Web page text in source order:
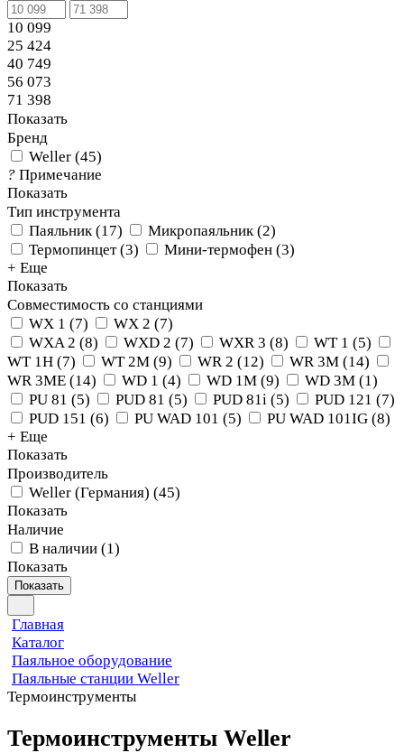
10 099
25 424
40 749
56 073
71 398
Показать
Бренд
Weller (45)
? Примечание
Показать
Тип инструмента
Паяльник (17) Микропаяльник (2)
Термопинцет(3) Мини-термофен (3)
+ Еще
Показать
Совместимость со станциями
WX 1 (7) WX 2 (7)
WXA 2 (8) WXD 2 (7) WXR 3 (8) WT 1 (5)
WT 1H (7) WT 2M (9) WR 2 (12) WR 3M (14)
WR 3ME (14) WD 1 (4) WD 1M (9) WD 3M (1)
PU 81 (5) PUD 81 (5) PUD 81i (5) PUD 121 (7)
PUD 151 (6) PU WAD 101 (5) PU WAD 101IG (8)
+ Еще
Показать
Производитель
Weller (Германия) (45)
Показать
Наличие
В наличии (1)
Показать
Показать
Главная
Каталог
Паяльное оборудование
Паяльные станции Weller
Термоинструменты
Термоинструменты Weller